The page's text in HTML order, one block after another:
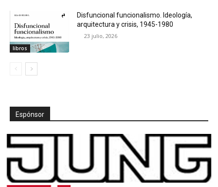
libros
Disfuncional funcionalismo. Ideología,
arquitectura y crisis, 1945-1980
23 julio, 2026
Espónsor